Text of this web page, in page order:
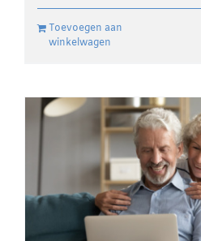
Toevoegen aan
winkelwagen